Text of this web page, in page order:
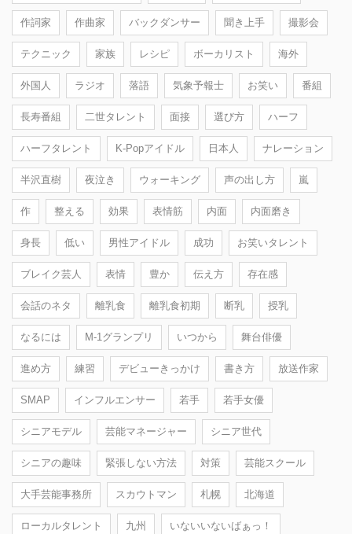
作詞家 作曲家 バックダンサー 聞き上手 撮影会
テクニック 家族 レシピ ボーカリスト 海外
外国人 ラジオ 落語 気象予報士 お笑い 番組
長寿番組 二世タレント 面接 選び方 ハーフ
ハーフタレント K-Popアイドル 日本人 ナレーション
半沢直樹 夜泣き ウォーキング 声の出し方 嵐
作 整える 効果 表情筋 内面 内面磨き
身長 低い 男性アイドル 成功 お笑いタレント
ブレイク芸人 表情 豊か 伝え方 存在感
会話のネタ 離乳食 離乳食初期 断乳 授乳
なるには M-1グランプリ いつから 舞台俳優
進め方 練習 デビューきっかけ 書き方 放送作家
SMAP インフルエンサー 若手 若手女優
シニアモデル 芸能マネージャー シニア世代
シニアの趣味 緊張しない方法 対策 芸能スクール
大手芸能事務所 スカウトマン 札幌 北海道
ローカルタレント 九州 いないいないばぁっ！